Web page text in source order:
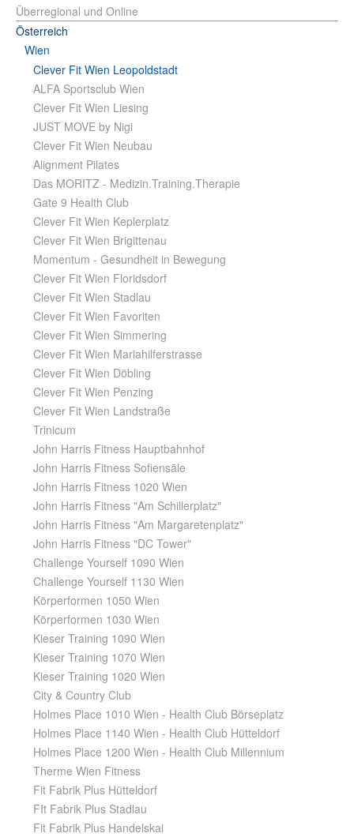
Überregional und Online
Österreich
Wien
Clever Fit Wien Leopoldstadt
ALFA Sportsclub Wien
Clever Fit Wien Liesing
JUST MOVE by Nigi
Clever Fit Wien Neubau
Alignment Pilates
Das MORITZ - Medizin.Training.Therapie
Gate 9 Health Club
Clever Fit Wien Keplerplatz
Clever Fit Wien Brigittenau
Momentum - Gesundheit in Bewegung
Clever Fit Wien Floridsdorf
Clever Fit Wien Stadlau
Clever Fit Wien Favoriten
Clever Fit Wien Simmering
Clever Fit Wien Mariahilferstrasse
Clever Fit Wien Döbling
Clever Fit Wien Penzing
Clever Fit Wien Landstraße
Trinicum
John Harris Fitness Hauptbahnhof
John Harris Fitness Sofiensäle
John Harris Fitness 1020 Wien
John Harris Fitness "Am Schillerplatz"
John Harris Fitness "Am Margaretenplatz"
John Harris Fitness "DC Tower"
Challenge Yourself 1090 Wien
Challenge Yourself 1130 Wien
Körperformen 1050 Wien
Körperformen 1030 Wien
Kieser Training 1090 Wien
Kieser Training 1070 Wien
Kieser Training 1020 Wien
City & Country Club
Holmes Place 1010 Wien - Health Club Börseplatz
Holmes Place 1140 Wien - Health Club Hütteldorf
Holmes Place 1200 Wien - Health Club Millennium
Therme Wien Fitness
Fit Fabrik Plus Hütteldorf
FIt Fabrik Plus Stadlau
Fit Fabrik Plus Handelskai